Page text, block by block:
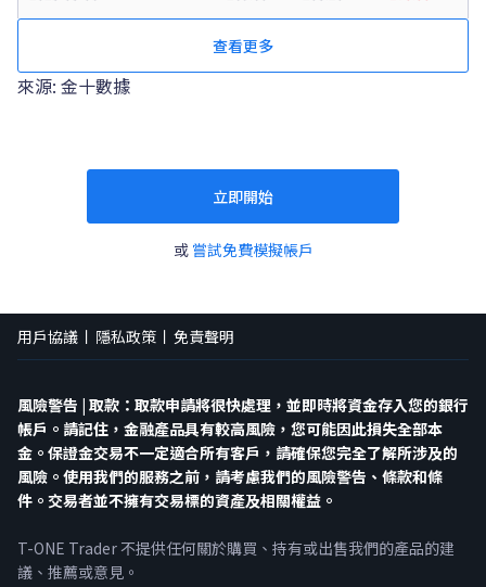
查看更多
來源: 金十數據
立即開始
或 嘗試免費模擬帳戶
用戶協議 隱私政策 免責聲明
風險警告 | 取款：取款申請將很快處理，並即時將資金存入您的銀行
帳戶。請記住，金融產品具有較高風險，您可能因此損失全部本
金。保證金交易不一定適合所有客戶，請確保您完全了解所涉及的
風險。使用我們的服務之前，請考慮我們的風險警告、條款和條
件。交易者並不擁有交易標的資產及相關權益。
T-ONE Trader 不提供任何關於購買、持有或出售我們的產品的建
議、推薦或意見。